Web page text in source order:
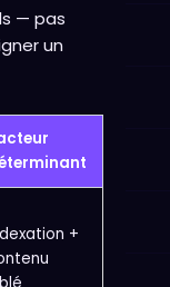
— pas
un
+